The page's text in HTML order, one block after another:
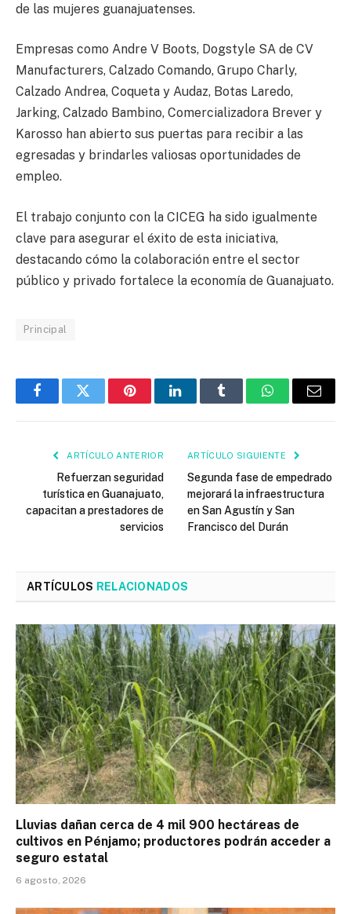
de las mujeres guanajuatenses.
Empresas como Andre V Boots, Dogstyle SA de CV
Manufacturers, Calzado Comando, Grupo Charly,
Calzado Andrea, Coqueta y Audaz, Botas Laredo,
Jarking, Calzado Bambino, Comercializadora Brever y
Karosso han abierto sus puertas para recibir a las
egresadas y brindarles valiosas oportunidades de
empleo.
El trabajo conjunto con la CICEG ha sido igualmente
clave para asegurar el éxito de esta iniciativa,
destacando cómo la colaboración entre el sector
público y privado fortalece la economía de Guanajuato.
Principal
FacebookTwitter PinterestLinkedInTumblr WhatsAppEmail
ARTÍCULO ANTERIOR
Refuerzan seguridad
turística en Guanajuato,
capacitan a prestadores de
servicios
ARTÍCULO SIGUIENTE
Segunda fase de empedrado
mejorará la infraestructura
en San Agustín y San
Francisco del Durán
ARTÍCULOS RELACIONADOS
Lluvias dañan cerca de 4 mil 900 hectáreas de
cultivos en Pénjamo; productores podrán acceder a
seguro estatal
6 agosto, 2026